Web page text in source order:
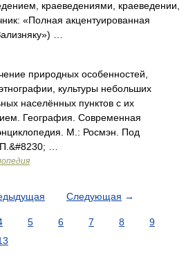
краеведениями, краеведении,
«Полная акцентуированная
…
природных особенностей,
культуры небольших
населённых пунктов с их
География. Современная
М.: Росмэн. Под
…
Следующая →
5 6 7 8
9